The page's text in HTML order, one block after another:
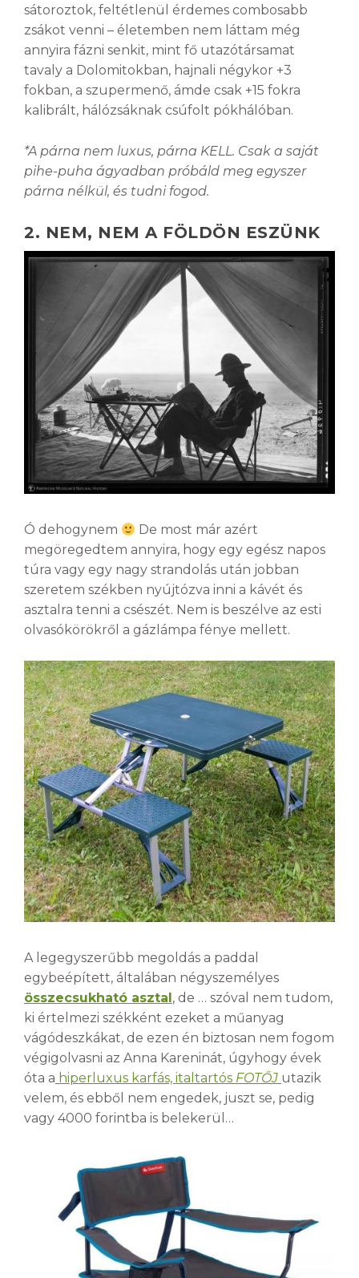
sátoroztok, feltétlenül érdemes combosabb
zsákot venni – életemben nem láttam még
annyira fázni senkit, mint fő utazótársamat
tavaly a Dolomitokban, hajnali négykor +3
fokban, a szupermenő, ámde csak +15 fokra
kalibrált, hálózsáknak csúfolt pókhálóban.
*A párna nem luxus, párna KELL. Csak a saját
pihe-puha ágyadban próbáld meg egyszer
párna nélkül, és tudni fogod.
2. NEM, NEM A FÖLDÖN ESZÜNK
Ó dehogynem
De most már azért
megöregedtem annyira, hogy egy egész napos
túra vagy egy nagy strandolás után jobban
szeretem székben nyújtózva inni a kávét és
asztalra tenni a csészét. Nem is beszélve az esti
olvasókörökről a gázlámpa fénye mellett.
A legegyszerűbb megoldás a paddal
egybeépített, általában négyszemélyes
összecsukható asztal , de … szóval nem tudom,
ki értelmezi székként ezeket a műanyag
vágódeszkákat, de ezen én biztosan nem fogom
végigolvasni az Anna Kareninát, úgyhogy évek
óta a hiperluxus karfás, italtartós FOTŐJ utazik
velem, és ebből nem engedek, juszt se, pedig
vagy 4000 forintba is belekerül…